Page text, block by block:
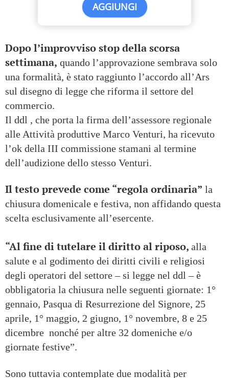
AGGIUNGI
Dopo l’improvviso stop della scorsa
settimana, quando l’approvazione sembrava solo
una formalità, è stato raggiunto l’accordo all’Ars
sul disegno di legge che riforma il settore del
commercio.
Il ddl , che porta la firma dell’assessore regionale
alle Attività produttive Marco Venturi, ha ricevuto
l’ok della III commissione stamani al termine
dell’audizione dello stesso Venturi.
Il testo prevede come “regola ordinaria” la
chiusura domenicale e festiva, non affidando questa
scelta esclusivamente all’esercente.
“Al fine di tutelare il diritto al riposo, alla
salute e al godimento dei diritti civili e religiosi
degli operatori del settore – si legge nel ddl – è
obbligatoria la chiusura nelle seguenti giornate: 1°
gennaio, Pasqua di Resurrezione del Signore, 25
aprile, 1° maggio, 2 giugno, 1° novembre, 8 e 25
dicembre nonché per altre 32 domeniche e/o
giornate festive”.
Sono tuttavia contemplate due modalità per